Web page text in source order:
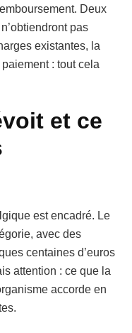
Deux
pas
existantes, la
: tout cela
et ce
est encadré. Le
avec des
centaines d’euros
attention : ce que la
accorde en